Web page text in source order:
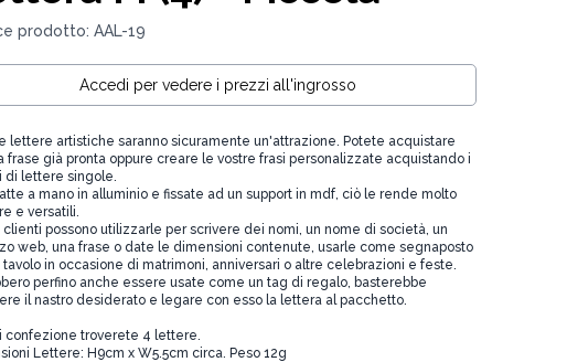
prodotto: AAL-19
Accedi per vedere i prezzi all'ingrosso
lettere artistiche saranno sicuramente un'attrazione. Potete acquistare
frase già pronta oppure creare le vostre frasi personalizzate acquistando i
di lettere singole.
a mano in alluminio e fissate ad un support in mdf, ciò le rende molto
e versatili.
clienti possono utilizzarle per scrivere dei nomi, un nome di società, un
web, una frase o date le dimensioni contenute, usarle come segnaposto
tavolo in occasione di matrimoni, anniversari o altre celebrazioni e feste.
perfino anche essere usate come un tag di regalo, basterebbe
il nastro desiderato e legare con esso la lettera al pacchetto.
confezione troverete 4 lettere.
Lettere: H9cm x W5.5cm circa. Peso 12g